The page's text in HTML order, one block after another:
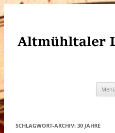
Altmühltaler Menü
SCHLAGWORT-ARCHIV: 30 JAHRE